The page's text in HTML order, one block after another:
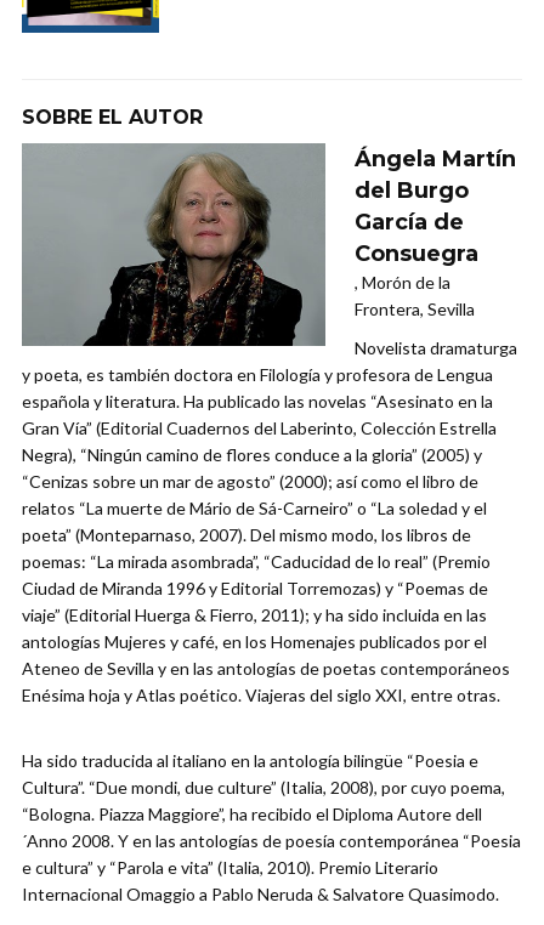
SOBRE EL AUTOR
Ángela Martín
del Burgo
García de
Consuegra
, Morón de la
Frontera, Sevilla
Novelista dramaturga
y poeta, es también doctora en Filología y profesora de Lengua
española y literatura. Ha publicado las novelas “Asesinato en la
Gran Vía” (Editorial Cuadernos del Laberinto, Colección Estrella
Negra), “Ningún camino de flores conduce a la gloria” (2005) y
“Cenizas sobre un mar de agosto” (2000); así como el libro de
relatos “La muerte de Mário de Sá-Carneiro” o “La soledad y el
poeta” (Monteparnaso, 2007). Del mismo modo, los libros de
poemas: “La mirada asombrada”, “Caducidad de lo real” (Premio
Ciudad de Miranda 1996 y Editorial Torremozas) y “Poemas de
viaje” (Editorial Huerga & Fierro, 2011); y ha sido incluida en las
antologías Mujeres y café, en los Homenajes publicados por el
Ateneo de Sevilla y en las antologías de poetas contemporáneos
Enésima hoja y Atlas poético. Viajeras del siglo XXI, entre otras.
Ha sido traducida al italiano en la antología bilingüe “Poesia e
Cultura”. “Due mondi, due culture” (Italia, 2008), por cuyo poema,
“Bologna. Piazza Maggiore”, ha recibido el Diploma Autore dell
´Anno 2008. Y en las antologías de poesía contemporánea “Poesia
e cultura” y “Parola e vita” (Italia, 2010). Premio Literario
Internacional Omaggio a Pablo Neruda & Salvatore Quasimodo.